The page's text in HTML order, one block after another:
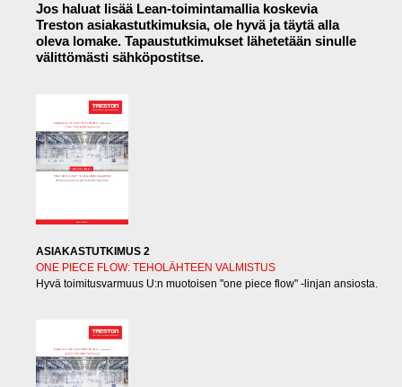
Jos haluat lisää Lean-toimintamallia koskevia
Treston asiakastutkimuksia, ole hyvä ja täytä alla
oleva lomake. Tapaustutkimukset lähetetään sinulle
välittömästi sähköpostitse.
ASIAKASTUTKIMUS 2
ONE PIECE FLOW: TEHOLÄHTEEN VALMISTUS
Hyvä toimitusvarmuus U:n muotoisen "one piece flow" -linjan ansiosta.